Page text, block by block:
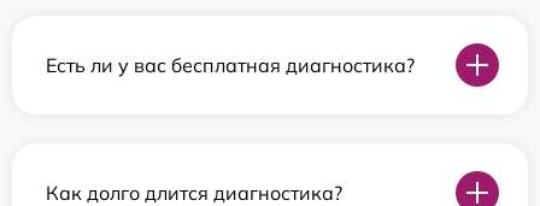
Есть ли у вас бесплатная диагностика?
Как долго длится диагностика?